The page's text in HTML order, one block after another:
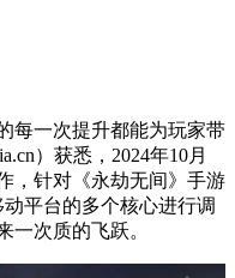
一次提升都能为玩家带
）获悉，2024年10月
，针对《永劫无间》手游
平台的多个核心进行调
一次质的飞跃。